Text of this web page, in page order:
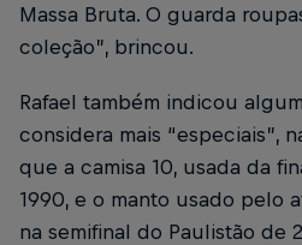
Massa Bruta. O guarda
coleção”, brincou.
Rafael também indicou
considera mais “especiais”,
que a camisa 10, usada da
1990, e o manto usado pelo
na semifinal do Paulistão de